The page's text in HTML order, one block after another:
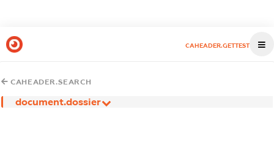
CAHEADER.GETTEST
CAHEADER.SEARCH
document.dossier